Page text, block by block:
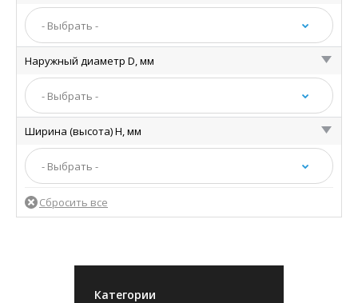
Наружный диаметр D, мм
Ширина (высота) H, мм
Категории